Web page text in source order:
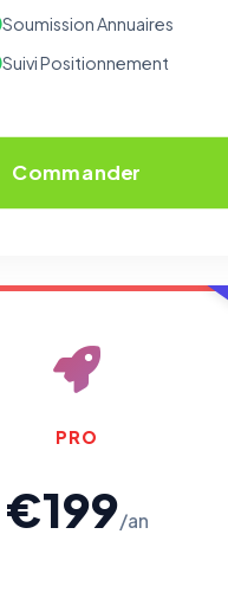
Soumission Annuaires
Suivi Positionnement
Commander
PRO
€199/an